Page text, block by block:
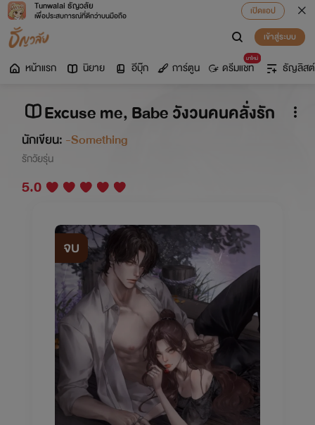
Tunwalai ธัญวลัย
เพื่อประสบการณ์ที่ดีกว่าบนมือถือ
เปิดแอป
เข้าสู่ระบบ
หน้าแรก นิยาย อีบุ๊ก การ์ตูน
มาใหม่
ดรีมแชท ธัญลิสต์
Excuse me, Babe วังวนคนคลั่งรัก
นักเขียน: -Something
รักวัยรุ่น
5.0
จบ